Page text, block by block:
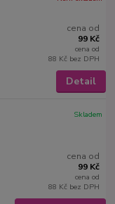
cena od
99 Kč
cena od
88 Kč bez DPH
Detail
cena od
99 Kč
cena od
88 Kč bez DPH
Skladem